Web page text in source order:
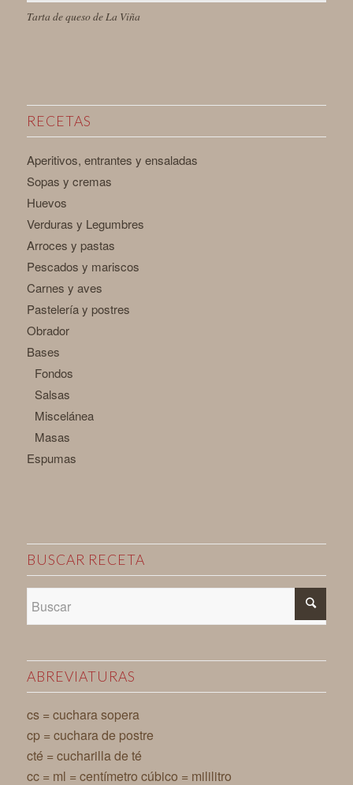
Tarta de queso de La Viña
RECETAS
Aperitivos, entrantes y ensaladas
Sopas y cremas
Huevos
Verduras y Legumbres
Arroces y pastas
Pescados y mariscos
Carnes y aves
Pastelería y postres
Obrador
Bases
Fondos
Salsas
Miscelánea
Masas
Espumas
BUSCAR RECETA
ABREVIATURAS
cs = cuchara sopera
cp = cuchara de postre
cté = cucharilla de té
cc = ml = centímetro cúbico = mililitro